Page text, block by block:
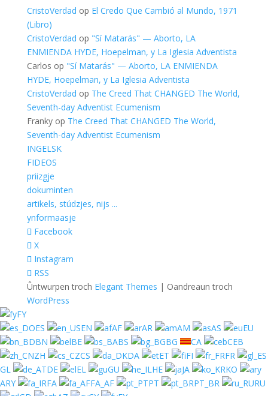
CristoVerdad op El Credo Que Cambió al Mundo, 1971
(Libro)
CristoVerdad op "Sí Matarás" — Aborto, LA
ENMIENDA HYDE, Hoepelman, y La Iglesia Adventista
Carlos op "Sí Matarás" — Aborto, LA ENMIENDA
HYDE, Hoepelman, y La Iglesia Adventista
CristoVerdad op The Creed That CHANGED The World,
Seventh-day Adventist Ecumenism
Frankyop The Creed That CHANGED The World,
Seventh-day Adventist Ecumenism
INGELSK
FIDEOS
priizgje
dokuminten
artikels, stúdzjes, nijs ...
ynformaasje
Facebook
X
Instagram
RSS
Ûntwurpen troch Elegant Themes | Oandreaun troch
WordPress
FY
ES
EN AF AR AM AS
EU
BN
BE BS BG CA
CEB
ZH
CS DA ET FI
FR
GL
DE EL GU HE JA
KO
ARY
FA FA_AF PT PT_BR
RU